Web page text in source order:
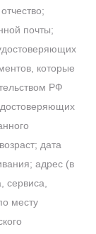
почты;
которые
РФ
дата
адрес (в
сервиса,
месту